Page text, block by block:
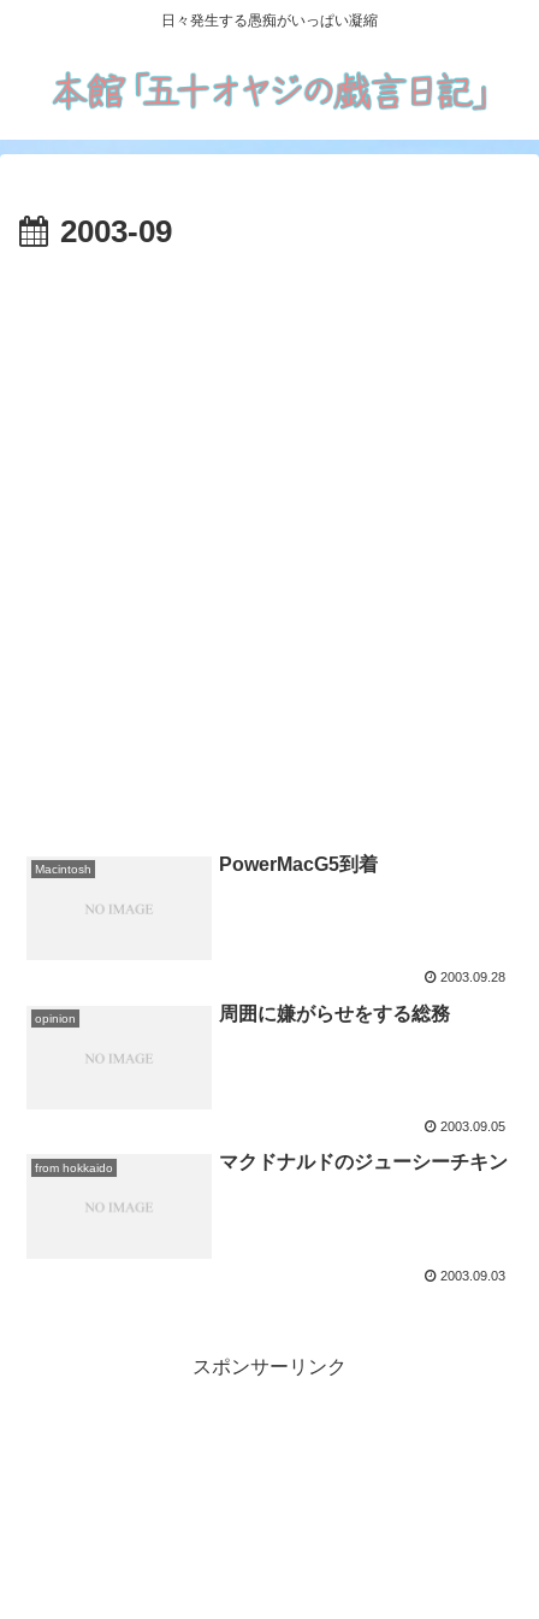
日々発生する愚痴がいっぱい凝縮
2003-09
Macintosh PowerMacG5到着
2003.09.28
opinion 周囲に嫌がらせをする総務
2003.09.05
from hokkaido マクドナルドのジューシーチキン
2003.09.03
スポンサーリンク